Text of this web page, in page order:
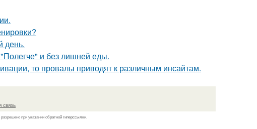
день.
и без лишней еды.
то провалы приводят к различным инсайтам.
связь
при указании обратной гиперссылки.